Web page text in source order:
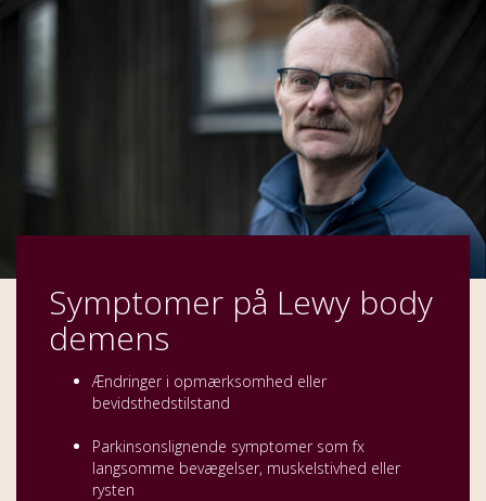
Symptomer på Lewy body
demens
Ændringer i opmærksomhed eller
bevidsthedstilstand
Parkinsonslignende symptomer som fx
langsomme bevægelser, muskelstivhed eller
rysten